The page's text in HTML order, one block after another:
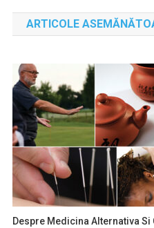
în
articole
ARTICOLE
Despre Medicina Alternativa